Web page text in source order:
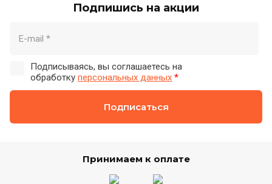
Подпишись на акции
Подписываясь, вы соглашаетесь на
обработку персональных данных *
Подписаться
Принимаем к оплате